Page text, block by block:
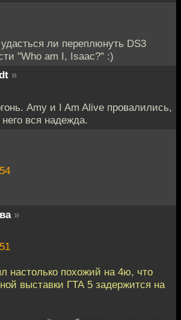
ли переплюнуть DS3
"Who am I, Isaac?" :)
»
Amy и I Am Alive провалились,
вся надежда.
»
настолько похожий на 4ю, что
выставки ГТА 5 задержится на